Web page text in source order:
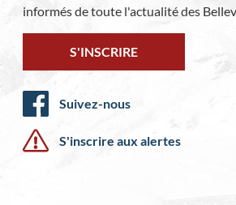
informés de toute l'actualité des
S'INSCRIRE
Suivez-nous
S'inscrire aux alertes